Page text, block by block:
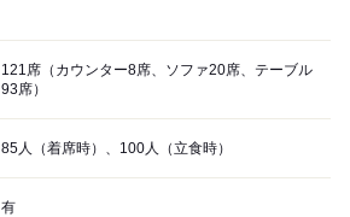
121席（カウンター8席、ソファ20席、テーブル
93席）
85人（着席時）、100人（立食時）
有